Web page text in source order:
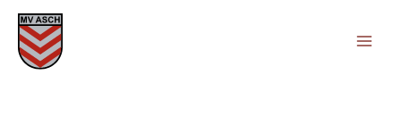
Zum
Inhalt
springen